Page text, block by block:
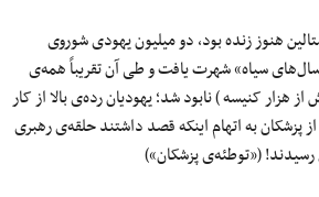
هنوز زنده بود، دو میلیون یهودی شوروی
سیاه» شهرت یافت و طی آن تقریباً همه‌ی
هزار کنیسه ) نابود شد؛ یهودیان رد‌ه‌ی بالا از کار
پزشکان به اتهام اینکه قصد داشتند حلقه‌ی رهبری
(«توطئه‌ی پزشکان»)